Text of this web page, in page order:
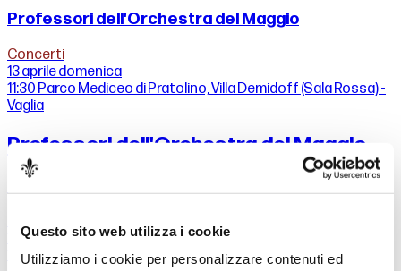
Questo sito web utilizza i cookie
Utilizziamo i cookie per personalizzare contenuti ed
Professori dell'Orchestra del Maggio
Concerti
13 apriledomenica
11:30 Parco Mediceo di Pratolino, Villa Demidoff (Sala Rossa) -
Vaglia
Professori dell'Orchestra del Maggio
13 apriledomenica
18:00Sala Grande